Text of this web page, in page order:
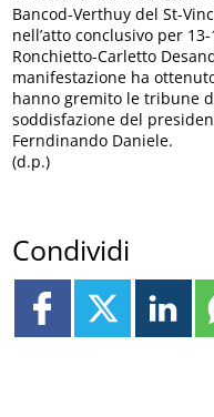
Bancod-Verthuy del St-
nell’atto conclusivo per
Ronchietto-Carletto
manifestazione ha
hanno gremito le tribune
soddisfazione del
Ferndinando Daniele.
(d.p.)
Condividi